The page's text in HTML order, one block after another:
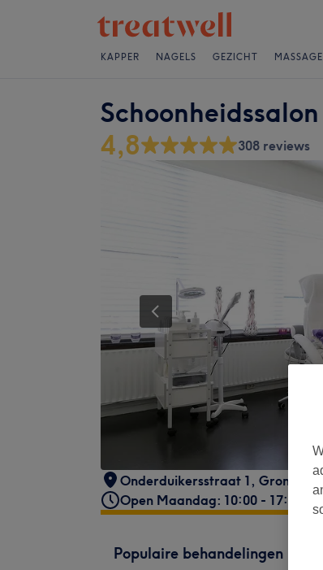
KAPPER NAGELS GEZICHT MASSAGE
4,8 308 reviews
Onderduikersstraat 1 , Groningen
Open Maandag: 10:00 - 17:00
Populaire behandelingen